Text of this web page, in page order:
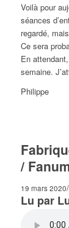
Voilà pour
séances
regardé,
Ce sera
En
semaine.
Philippe
/
19 mars 2020/
Lu par